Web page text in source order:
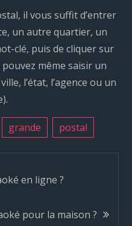
il vous suffit d’entrer
un autre quartier, un
clé, puis de cliquer sur
même saisir un
l’état, l’agence ou un
grande postal
en ligne ?
pour la maison ?